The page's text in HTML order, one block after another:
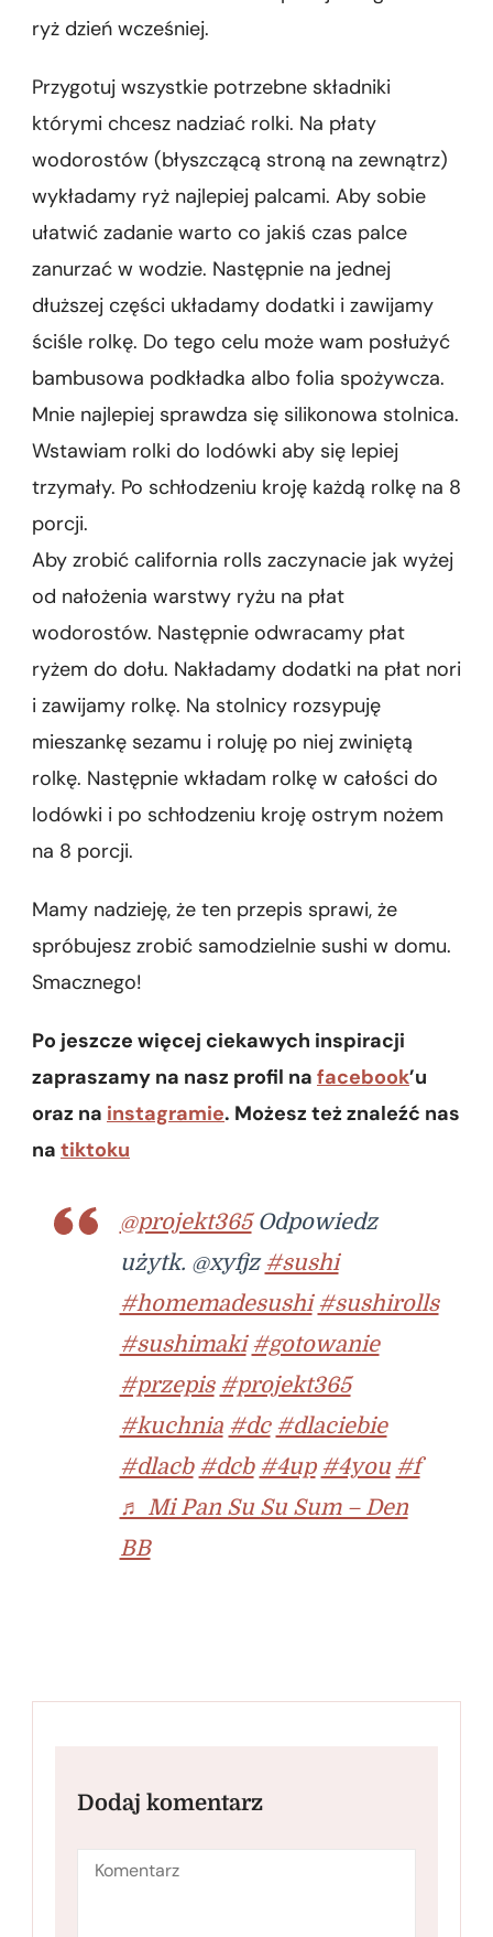
ryż dzień wcześniej.
Przygotuj wszystkie potrzebne składniki
którymi chcesz nadziać rolki. Na płaty
wodorostów (błyszczącą stroną na zewnątrz)
wykładamy ryż najlepiej palcami. Aby sobie
ułatwić zadanie warto co jakiś czas palce
zanurzać w wodzie. Następnie na jednej
dłuższej części układamy dodatki i zawijamy
ściśle rolkę. Do tego celu może wam posłużyć
bambusowa podkładka albo folia spożywcza.
Mnie najlepiej sprawdza się silikonowa stolnica.
Wstawiam rolki do lodówki aby się lepiej
trzymały. Po schłodzeniu kroję każdą rolkę na 8
porcji.
Aby zrobić california rolls zaczynacie jak wyżej
od nałożenia warstwy ryżu na płat
wodorostów. Następnie odwracamy płat
ryżem do dołu. Nakładamy dodatki na płat nori
i zawijamy rolkę. Na stolnicy rozsypuję
mieszankę sezamu i roluję po niej zwiniętą
rolkę. Następnie wkładam rolkę w całości do
lodówki i po schłodzeniu kroję ostrym nożem
na 8 porcji.
Mamy nadzieję, że ten przepis sprawi, że
spróbujesz zrobić samodzielnie sushi w domu.
Smacznego!
Po jeszcze więcej ciekawych inspiracji
zapraszamy na nasz profil na facebook’u
oraz na instagramie. Możesz też znaleźć nas
na tiktoku
@projekt365Odpowiedz
użytk. @xyfjz#sushi
#homemadesushi #sushirolls
#sushimaki #gotowanie
#przepis #projekt365
#kuchnia #dc #dlaciebie
#dlacb #dcb #4up #4you #f
♬ Mi Pan Su Su Sum – Den
BB
Dodaj komentarz